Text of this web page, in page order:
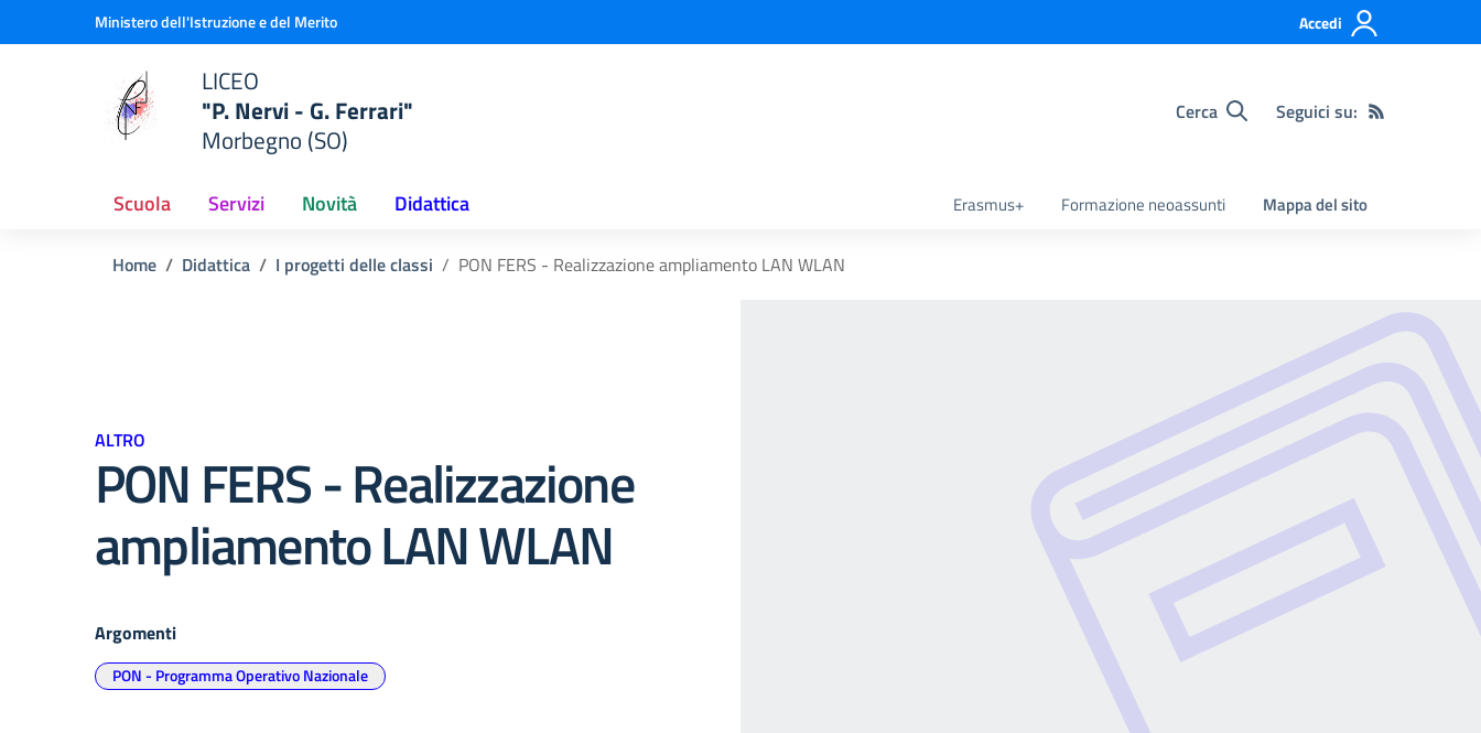
Vai ai contenuti
Vai al menu di navigazioneMinistero dell'Istruzione e del Merito Accedi
LICEO
"P. Nervi - G. Ferrari"
Morbegno (SO)
Cerca Seguici su:
Scuola Servizi Novità Didattica Erasmus+ Formazione neoassunti Mappa del sito
Home Didattica I progetti delle classi PON FERS - Realizzazione ampliamento LAN WLAN
ALTRO
PON FERS - Realizzazione
ampliamento LAN WLAN
Argomenti
PON - Programma Operativo Nazionale